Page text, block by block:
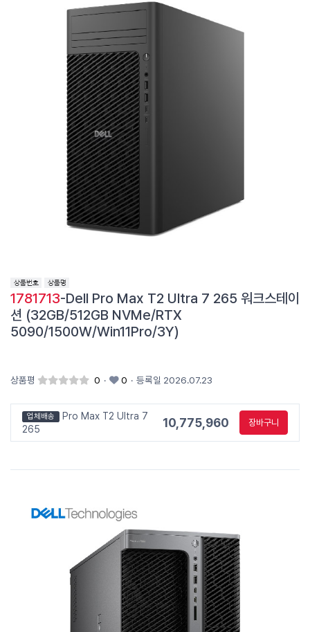
1781713-Dell Pro Max T2 Ultra 7 265 워크스테이
션 (32GB/512GB NVMe/RTX
5090/1500W/Win11Pro/3Y)
상품평 0 · 0 · 등록일 2026.07.23
업체배송
Pro Max T2 Ultra 7
265
10,775,960 장바구니